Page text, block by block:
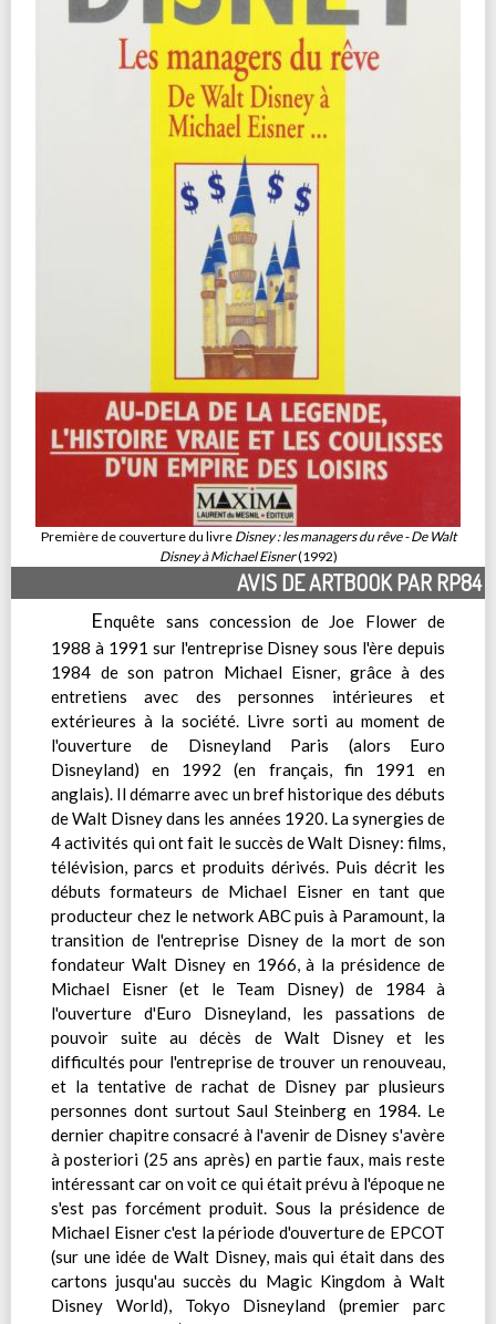
Première de couverture du livre Disney : les managers du rêve - De Walt
Disney à Michael Eisner(1992)
AVIS DE ARTBOOK PAR RP84
Enquête sans concession de Joe Flower de
1988 à 1991 sur l'entreprise Disney sous l'ère depuis
1984 de son patron Michael Eisner, grâce à des
entretiens avec des personnes intérieures et
extérieures à la société. Livre sorti au moment de
l'ouverture de Disneyland Paris (alors Euro
Disneyland) en 1992 (en français, fin 1991 en
anglais). Il démarre avec un bref historique des débuts
de Walt Disney dans les années 1920. La synergies de
4 activités qui ont fait le succès de Walt Disney: films,
télévision, parcs et produits dérivés. Puis décrit les
débuts formateurs de Michael Eisner en tant que
producteur chez le network ABC puis à Paramount, la
transition de l'entreprise Disney de la mort de son
fondateur Walt Disney en 1966, à la présidence de
Michael Eisner (et le Team Disney) de 1984 à
l'ouverture d'Euro Disneyland, les passations de
pouvoir suite au décès de Walt Disney et les
difficultés pour l'entreprise de trouver un renouveau,
et la tentative de rachat de Disney par plusieurs
personnes dont surtout Saul Steinberg en 1984. Le
dernier chapitre consacré à l'avenir de Disney s'avère
à posteriori (25 ans après) en partie faux, mais reste
intéressant car on voit ce qui était prévu à l'époque ne
s'est pas forcément produit. Sous la présidence de
Michael Eisner c'est la période d'ouverture de EPCOT
(sur une idée de Walt Disney, mais qui était dans des
cartons jusqu'au succès du Magic Kingdom à Walt
Disney World), Tokyo Disneyland (premier parc